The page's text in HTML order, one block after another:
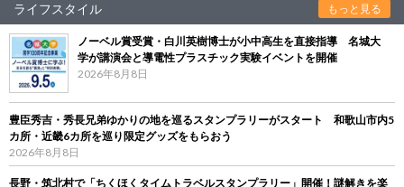
ライフスタイル もっと見る
ノーベル賞受賞・白川英樹博士が小中高生を直接指導 名城大
学が講演会と導電性プラスチック実験イベントを開催
2026年8月8日
豊臣秀吉・秀長兄弟ゆかりの地を巡るスタンプラリーがスタート 和歌山市内5
カ所・近畿6カ所を巡り限定グッズをもらおう
2026年8月8日
長野・筑北村で「ちくほくタイムトラベルスタンプラリー」開催！謎解きを楽